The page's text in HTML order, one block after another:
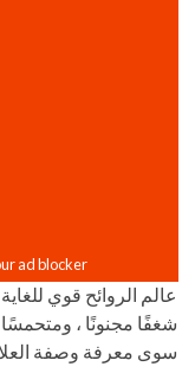
عالم الروائح قوي
شغفًا مجنونًا ،
سوى معرفة وصفة